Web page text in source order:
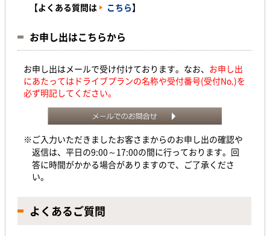
【よくある質問は
こちら】
お申し出はこちらから
お申し出はメールで受け付けております。なお、 お申し出
にあたってはドライブプランの名称や受付番号(受付No.)を
必ず明記してください。
※ご入力いただきましたお客さまからのお申し出の確認や
返信は、平日の9:00～17:00の間に行っております。回
答に時間がかかる場合がありますので、ご了承くださ
い。
よくあるご質問